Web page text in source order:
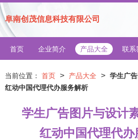
阜南创茂信息科技有限公司
首页 企业简介 产品大全 联系
当前位置： 首页 > 产品大全 > 学生广
红动中国代理代办服务解析
学生广告图片与设计
红动中国代理代办